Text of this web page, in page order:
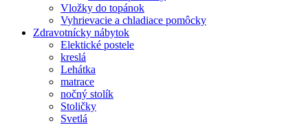
Vložky do topánok
Vyhrievacie a chladiace pomôcky
Zdravotnícky nábytok
Elektické postele
kreslá
Lehátka
matrace
nočný stolík
Stoličky
Svetlá